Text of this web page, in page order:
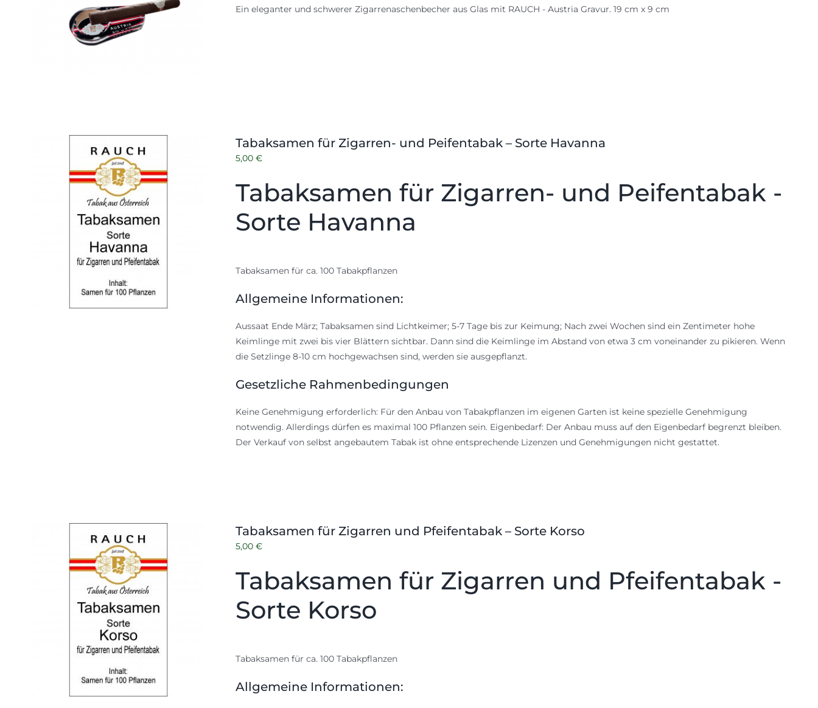
Ein eleganter und schwerer Zigarrenaschenbecher aus Glas mit RAUCH - Austria Gravur. 19 cm x 9 cm
Tabaksamen für Zigarren- und Peifentabak – Sorte Havanna
5,00 €
Tabaksamen für Zigarren- und Peifentabak -
Sorte Havanna
Tabaksamen für ca. 100 Tabakpflanzen
Allgemeine Informationen:
Aussaat Ende März; Tabaksamen sind Lichtkeimer; 5-7 Tage bis zur Keimung; Nach zwei Wochen sind ein Zentimeter hohe
Keimlinge mit zwei bis vier Blättern sichtbar. Dann sind die Keimlinge im Abstand von etwa 3 cm voneinander zu pikieren. Wenn
die Setzlinge 8-10 cm hochgewachsen sind, werden sie ausgepflanzt.
Gesetzliche Rahmenbedingungen
Keine Genehmigung erforderlich: Für den Anbau von Tabakpflanzen im eigenen Garten ist keine spezielle Genehmigung
notwendig. Allerdings dürfen es maximal 100 Pflanzen sein. Eigenbedarf: Der Anbau muss auf den Eigenbedarf begrenzt bleiben.
Der Verkauf von selbst angebautem Tabak ist ohne entsprechende Lizenzen und Genehmigungen nicht gestattet.
Tabaksamen für Zigarren und Pfeifentabak – Sorte Korso
5,00 €
Tabaksamen für Zigarren und Pfeifentabak -
Sorte Korso
Tabaksamen für ca. 100 Tabakpflanzen
Allgemeine Informationen: